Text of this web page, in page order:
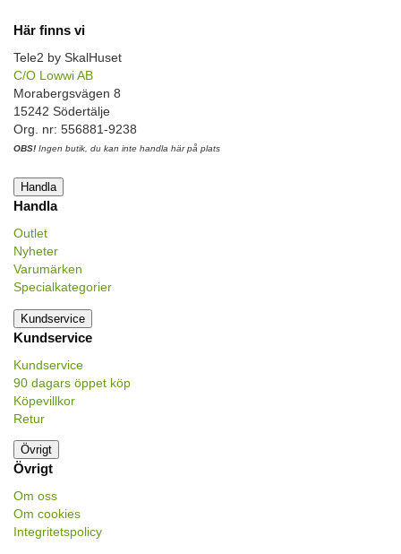
Här finns vi
Tele2 by SkalHuset
C/O Lowwi AB
Morabergsvägen 8
15242 Södertälje
Org. nr: 556881-9238
OBS! Ingen butik, du kan inte handla här på plats
Handla
Handla
Outlet
Nyheter
Varumärken
Specialkategorier
Kundservice
Kundservice
Kundservice
90 dagars öppet köp
Köpevillkor
Retur
Övrigt
Övrigt
Om oss
Om cookies
Integritetspolicy